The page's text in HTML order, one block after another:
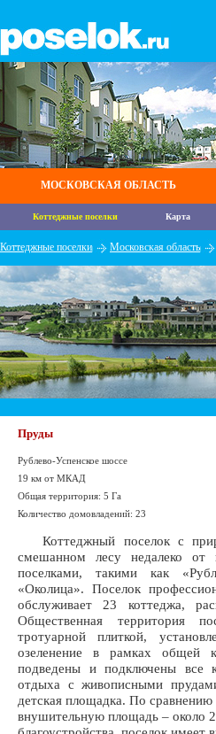
МОСКОВСКАЯ ОБЛАСТЬ
Коттеджные поселки Карта
Коттеджные поселки Московская область
Пруды
Рублево-Успенское шоссе
19 км от МКАД
Общая территория: 5 Га
Количество домовладений: 23
Коттеджный поселок с
смешанном лесу недалеко
поселками, такими как
«Околица». Поселок
обслуживает 23 коттеджа,
Общественная территория
тротуарной плиткой,
озеленение в рамках общей
подведены и подключены все
отдыха с живописными
детская площадка. По сравнению
внушительную площадь – около